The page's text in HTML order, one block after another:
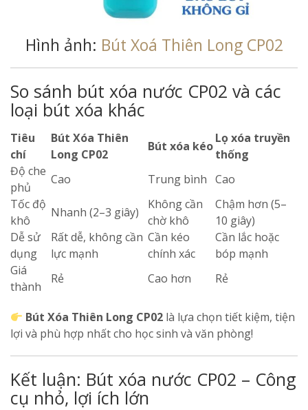
Hình ảnh: Bút Xoá Thiên Long CP02
So sánh bút xóa nước CP02 và các
loại bút xóa khác
Tiêu
chí
Bút Xóa Thiên
Long CP02
Bút xóa kéo
Lọ xóa truyền
thống
Độ che
phủ
Cao Trung bình Cao
Tốc độ
khô
Nhanh (2–3 giây)
Không cần
chờ khô
Chậm hơn (5–
10 giây)
Dễ sử
dụng
Rất dễ, không cần
lực mạnh
Cần kéo
chính xác
Cần lắc hoặc
bóp mạnh
Giá
thành
Rẻ Cao hơn Rẻ
Bút Xóa Thiên Long CP02 là lựa chọn tiết kiệm, tiện
lợi và phù hợp nhất cho học sinh và văn phòng!
Kết luận: Bút xóa nước CP02 – Công
cụ nhỏ, lợi ích lớn